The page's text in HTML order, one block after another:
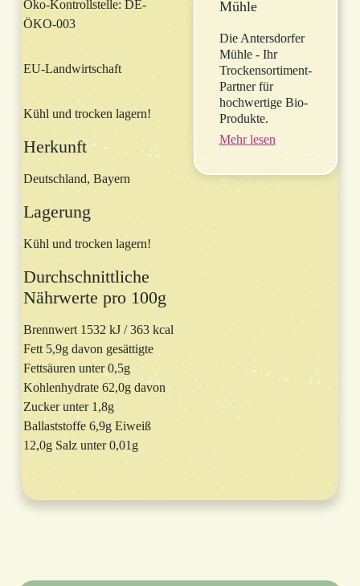
Öko-Kontrollstelle: DE-
ÖKO-003
EU-Landwirtschaft
Kühl und trocken lagern!
Herkunft
Deutschland, Bayern
Lagerung
Kühl und trocken lagern!
Durchschnittliche
Nährwerte pro 100g
Brennwert 1532 kJ / 363 kcal
Fett 5,9g davon gesättigte
Fettsäuren unter 0,5g
Kohlenhydrate 62,0g davon
Zucker unter 1,8g
Ballaststoffe 6,9g Eiweiß
12,0g Salz unter 0,01g
Mühle
Die Antersdorfer
Mühle - Ihr
Trockensortiment-
Partner für
hochwertige Bio-
Produkte.
Mehr lesen